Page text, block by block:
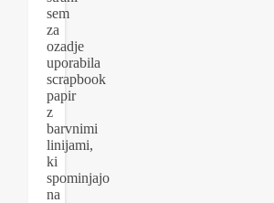
sem
za
ozadje
uporabila
scrapbook
papir
z
barvnimi
linijami,
ki
spominjajo
na